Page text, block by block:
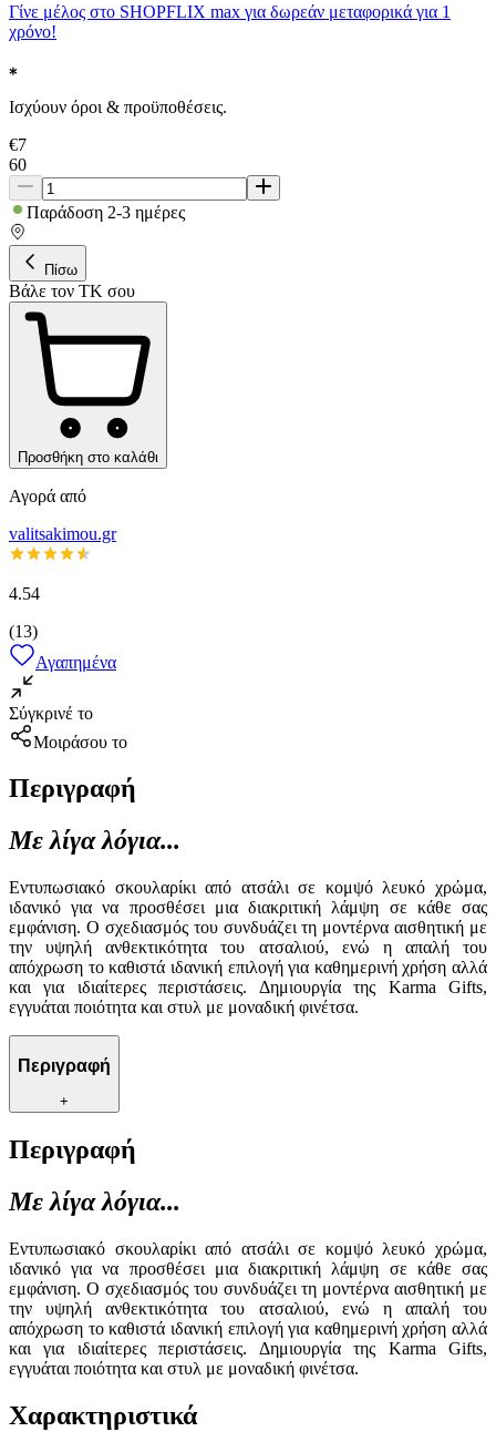
Γίνε μέλος στο SHOPFLIX max για δωρεάν μεταφορικά για 1
χρόνο!
Ισχύουν όροι & προϋποθέσεις.
€7
60
Παράδοση 2-3 ημέρες
Πίσω
Βάλε τον ΤΚ σου
Προσθήκη στο καλάθι
Αγορά από
valitsakimou.gr
4.54
(13)
Αγαπημένα
Σύγκρινέ το
Μοιράσου το
Περιγραφή
Με λίγα λόγια...
Εντυπωσιακό σκουλαρίκι από ατσάλι σε κομψό λευκό χρώμα,
ιδανικό για να προσθέσει μια διακριτική λάμψη σε κάθε σας
εμφάνιση. Ο σχεδιασμός του συνδυάζει τη μοντέρνα αισθητική με
την υψηλή ανθεκτικότητα του ατσαλιού, ενώ η απαλή του
απόχρωση το καθιστά ιδανική επιλογή για καθημερινή χρήση αλλά
και για ιδιαίτερες περιστάσεις. Δημιουργία της Karma Gifts,
εγγυάται ποιότητα και στυλ με μοναδική φινέτσα.
Περιγραφή
+
Περιγραφή
Με λίγα λόγια...
Εντυπωσιακό σκουλαρίκι από ατσάλι σε κομψό λευκό χρώμα,
ιδανικό για να προσθέσει μια διακριτική λάμψη σε κάθε σας
εμφάνιση. Ο σχεδιασμός του συνδυάζει τη μοντέρνα αισθητική με
την υψηλή ανθεκτικότητα του ατσαλιού, ενώ η απαλή του
απόχρωση το καθιστά ιδανική επιλογή για καθημερινή χρήση αλλά
και για ιδιαίτερες περιστάσεις. Δημιουργία της Karma Gifts,
εγγυάται ποιότητα και στυλ με μοναδική φινέτσα.
Χαρακτηριστικά